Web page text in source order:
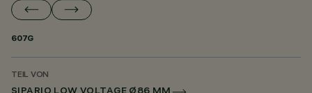
607G
TEIL VON